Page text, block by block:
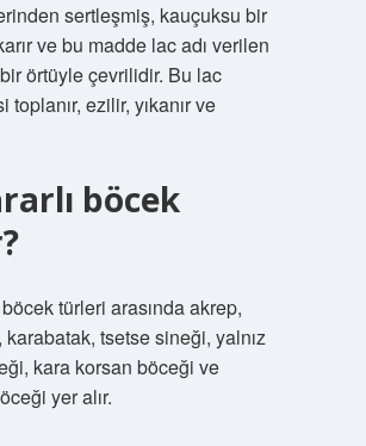
sertleşmiş, kauçuksu bir
ve bu madde lac adı verilen
örtüyle çevrilidir. Bu lac
toplanır, ezilir, yıkanır ve
böcek
türleri arasında akrep,
tsetse sineği, yalnız
kara korsan böceği ve
yer alır.